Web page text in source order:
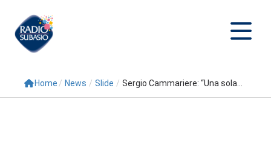
Cerca
Home / News / Slide / Sergio Cammariere: “Una sola...